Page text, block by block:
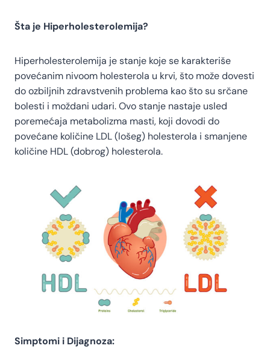
Šta je Hiperholesterolemija?
Hiperholesterolemija je stanje koje se karakteriše
povećanim nivoom holesterola u krvi, što može dovesti
do ozbiljnih zdravstvenih problema kao što su srčane
bolesti i moždani udari. Ovo stanje nastaje usled
poremećaja metabolizma masti, koji dovodi do
povećane količine LDL (lošeg) holesterola i smanjene
količine HDL (dobrog) holesterola.
Simptomi i Dijagnoza: